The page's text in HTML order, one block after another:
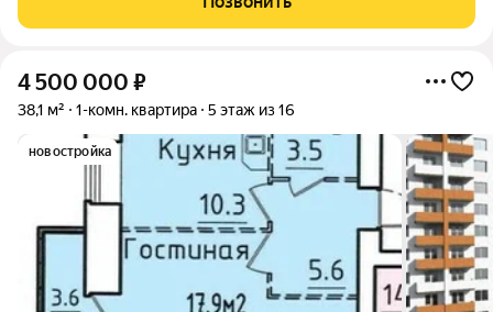
начать жить без дополнительных
4 500 000 ₽
38,1 м² 1-комн. квартира 5 этаж из 16
новостройка